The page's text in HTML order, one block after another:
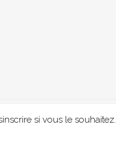
si vous le souhaitez.